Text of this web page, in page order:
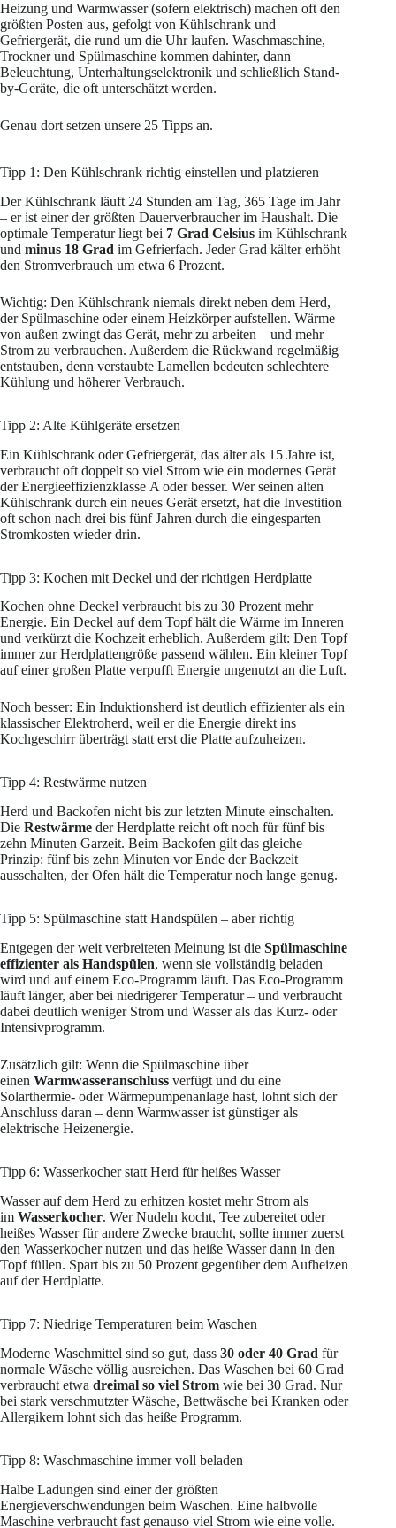
Heizung und Warmwasser (sofern elektrisch) machen oft den
größten Posten aus, gefolgt von Kühlschrank und
Gefriergerät, die rund um die Uhr laufen. Waschmaschine,
Trockner und Spülmaschine kommen dahinter, dann
Beleuchtung, Unterhaltungselektronik und schließlich Stand-
by-Geräte, die oft unterschätzt werden.
Genau dort setzen unsere 25 Tipps an.
Tipp 1: Den Kühlschrank richtig einstellen und platzieren
Der Kühlschrank läuft 24 Stunden am Tag, 365 Tage im Jahr
– er ist einer der größten Dauerverbraucher im Haushalt. Die
optimale Temperatur liegt bei 7 Grad Celsius im Kühlschrank
und minus 18 Grad im Gefrierfach. Jeder Grad kälter erhöht
den Stromverbrauch um etwa 6 Prozent.
Wichtig: Den Kühlschrank niemals direkt neben dem Herd,
der Spülmaschine oder einem Heizkörper aufstellen. Wärme
von außen zwingt das Gerät, mehr zu arbeiten – und mehr
Strom zu verbrauchen. Außerdem die Rückwand regelmäßig
entstauben, denn verstaubte Lamellen bedeuten schlechtere
Kühlung und höherer Verbrauch.
Tipp 2: Alte Kühlgeräte ersetzen
Ein Kühlschrank oder Gefriergerät, das älter als 15 Jahre ist,
verbraucht oft doppelt so viel Strom wie ein modernes Gerät
der Energieeffizienzklasse A oder besser. Wer seinen alten
Kühlschrank durch ein neues Gerät ersetzt, hat die Investition
oft schon nach drei bis fünf Jahren durch die eingesparten
Stromkosten wieder drin.
Tipp 3: Kochen mit Deckel und der richtigen Herdplatte
Kochen ohne Deckel verbraucht bis zu 30 Prozent mehr
Energie. Ein Deckel auf dem Topf hält die Wärme im Inneren
und verkürzt die Kochzeit erheblich. Außerdem gilt: Den Topf
immer zur Herdplattengröße passend wählen. Ein kleiner Topf
auf einer großen Platte verpufft Energie ungenutzt an die Luft.
Noch besser: Ein Induktionsherd ist deutlich effizienter als ein
klassischer Elektroherd, weil er die Energie direkt ins
Kochgeschirr überträgt statt erst die Platte aufzuheizen.
Tipp 4: Restwärme nutzen
Herd und Backofen nicht bis zur letzten Minute einschalten.
Die Restwärme der Herdplatte reicht oft noch für fünf bis
zehn Minuten Garzeit. Beim Backofen gilt das gleiche
Prinzip: fünf bis zehn Minuten vor Ende der Backzeit
ausschalten, der Ofen hält die Temperatur noch lange genug.
Tipp 5: Spülmaschine statt Handspülen – aber richtig
Entgegen der weit verbreiteten Meinung ist die Spülmaschine
effizienter als Handspülen, wenn sie vollständig beladen
wird und auf einem Eco-Programm läuft. Das Eco-Programm
läuft länger, aber bei niedrigerer Temperatur – und verbraucht
dabei deutlich weniger Strom und Wasser als das Kurz- oder
Intensivprogramm.
Zusätzlich gilt: Wenn die Spülmaschine über
einen Warmwasseranschluss verfügt und du eine
Solarthermie- oder Wärmepumpenanlage hast, lohnt sich der
Anschluss daran – denn Warmwasser ist günstiger als
elektrische Heizenergie.
Tipp 6: Wasserkocher statt Herd für heißes Wasser
Wasser auf dem Herd zu erhitzen kostet mehr Strom als
im Wasserkocher. Wer Nudeln kocht, Tee zubereitet oder
heißes Wasser für andere Zwecke braucht, sollte immer zuerst
den Wasserkocher nutzen und das heiße Wasser dann in den
Topf füllen. Spart bis zu 50 Prozent gegenüber dem Aufheizen
auf der Herdplatte.
Tipp 7: Niedrige Temperaturen beim Waschen
Moderne Waschmittel sind so gut, dass 30 oder 40 Grad für
normale Wäsche völlig ausreichen. Das Waschen bei 60 Grad
verbraucht etwa dreimal so viel Strom wie bei 30 Grad. Nur
bei stark verschmutzter Wäsche, Bettwäsche bei Kranken oder
Allergikern lohnt sich das heiße Programm.
Tipp 8: Waschmaschine immer voll beladen
Halbe Ladungen sind einer der größten
Energieverschwendungen beim Waschen. Eine halbvolle
Maschine verbraucht fast genauso viel Strom wie eine volle.